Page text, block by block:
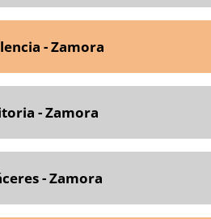
- Zamora
- Zamora
- Zamora